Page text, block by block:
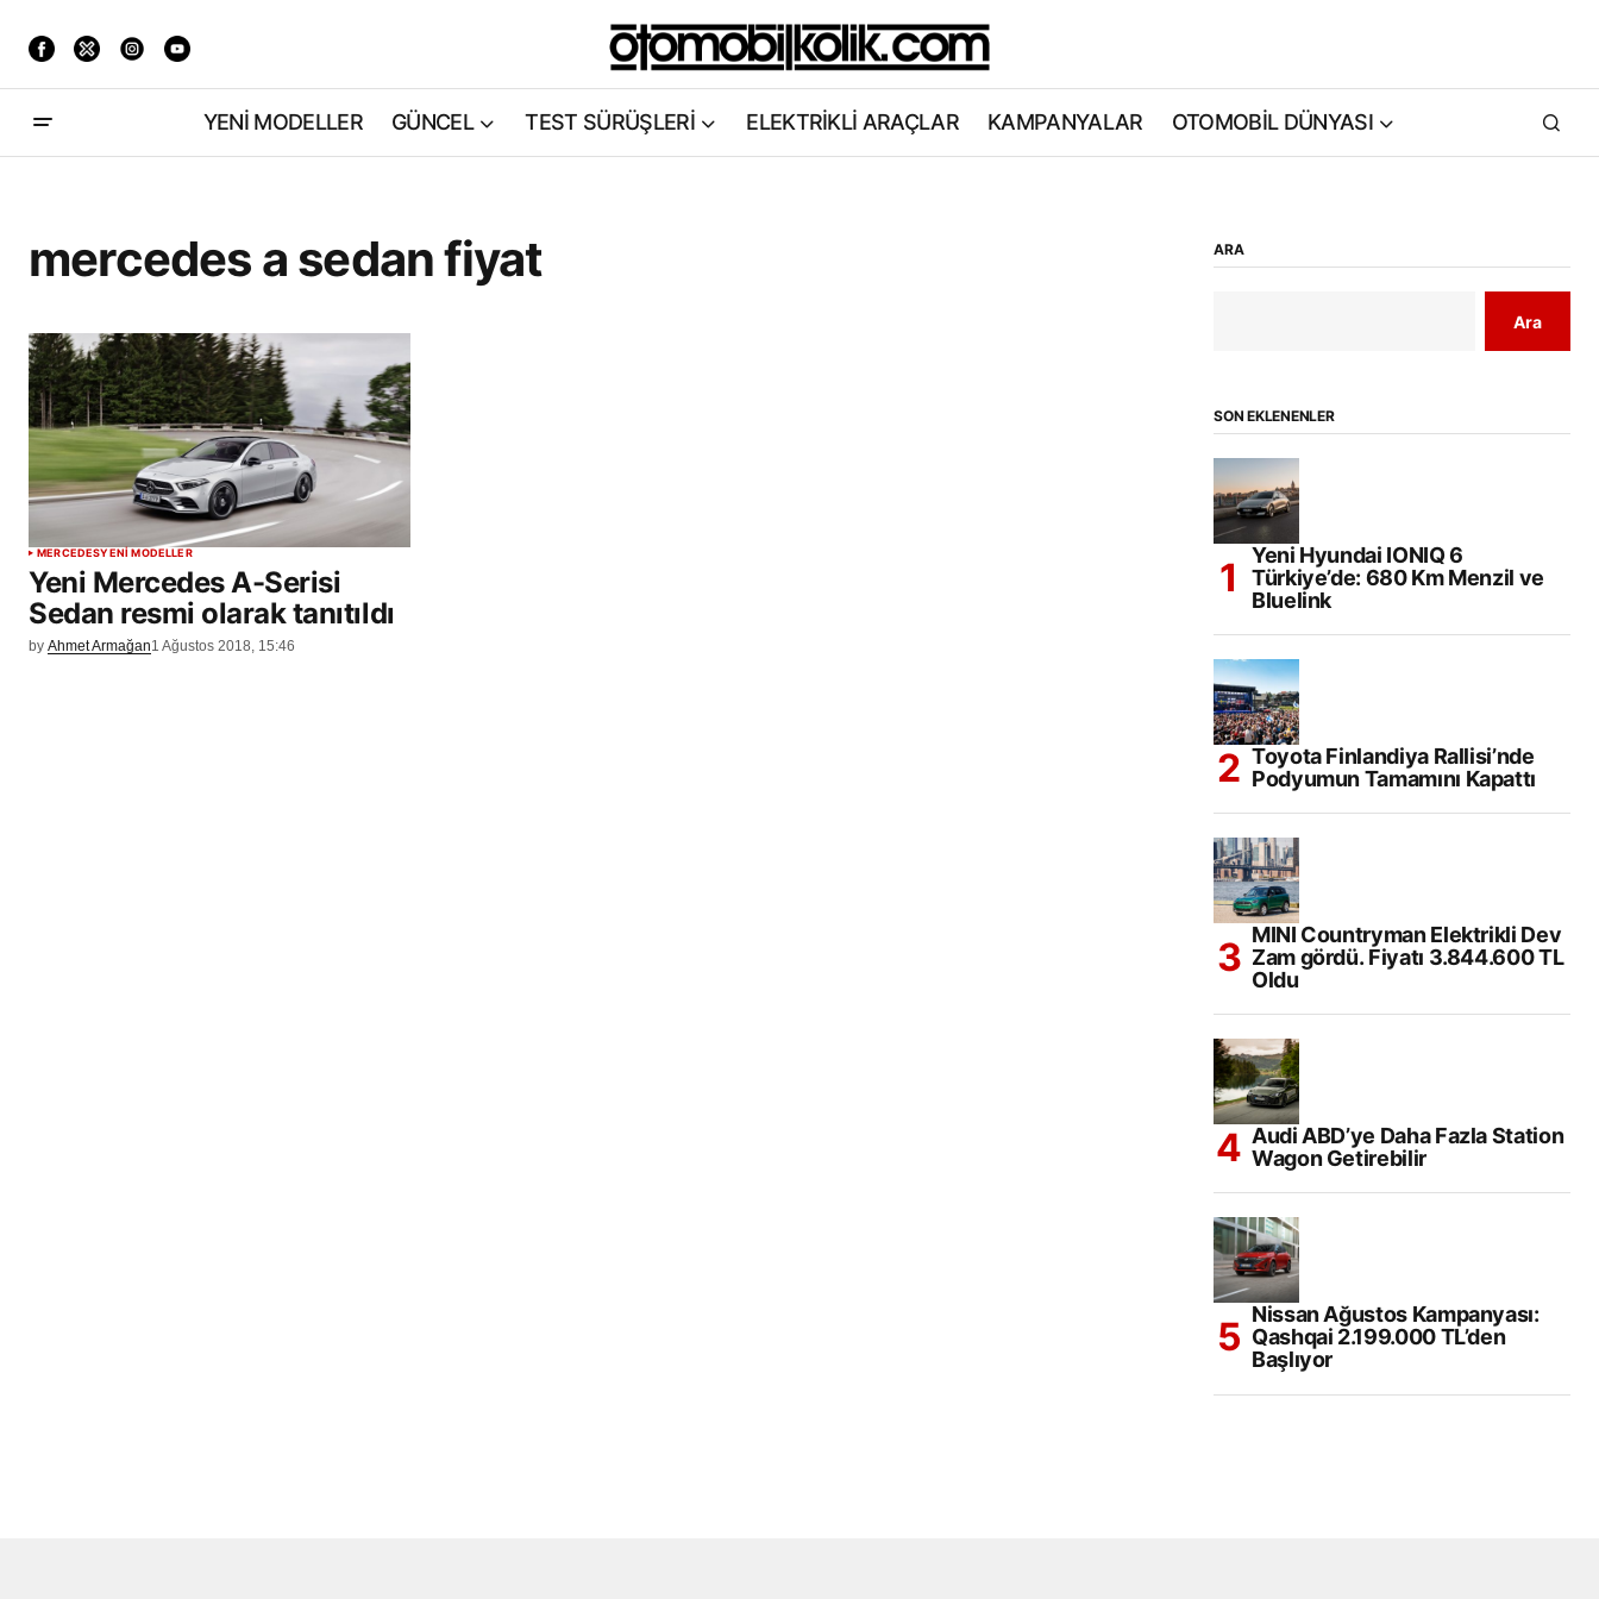
YENİ MODELLER GÜNCEL TEST SÜRÜŞLERİ ELEKTRİKLİ ARAÇLAR KAMPANYALAR OTOMOBİL DÜNYASI
mercedes a sedan fiyat
MERCEDESYENİ MODELLER
Yeni Mercedes A-Serisi
Sedan resmi olarak tanıtıldı
by Ahmet Armağan1 Ağustos 2018, 15:46
ARA
Ara
SON EKLENENLER
Yeni Hyundai IONIQ 6
Türkiye’de: 680 Km Menzil ve
Bluelink
Toyota Finlandiya Rallisi’nde
Podyumun Tamamını Kapattı
MINI Countryman Elektrikli Dev
Zam gördü. Fiyatı 3.844.600 TL
Oldu
Audi ABD’ye Daha Fazla Station
Wagon Getirebilir
Nissan Ağustos Kampanyası:
Qashqai 2.199.000 TL’den
Başlıyor